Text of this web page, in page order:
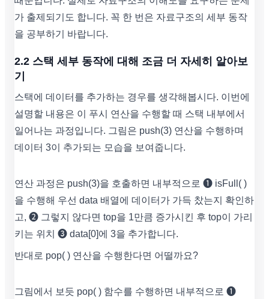
가 출제되기도 합니다. 꼭 한 번은 자료구조의 세부 동작
을 공부하기 바랍니다.
2.2 스택 세부 동작에 대해 조금 더 자세히 알아보
기
스택에 데이터를 추가하는 경우를 생각해봅시다. 이번에
설명할 내용은 이 푸시 연산을 수행할 때 스택 내부에서
일어나는 과정입니다. 그림은 push(3) 연산을 수행하며
데이터 3이 추가되는 모습을 보여줍니다.
연산 과정은 push(3)을 호출하면 내부적으로 ➊ isFull( )
을 수행해 우선 data 배열에 데이터가 가득 찼는지 확인하
고, ➋ 그렇지 않다면 top을 1만큼 증가시킨 후 top이 가리
키는 위치 ➌ data[0]에 3을 추가합니다.
반대로 pop( ) 연산을 수행한다면 어떨까요?
그림에서 보듯 pop( ) 함수를 수행하면 내부적으로 ➊